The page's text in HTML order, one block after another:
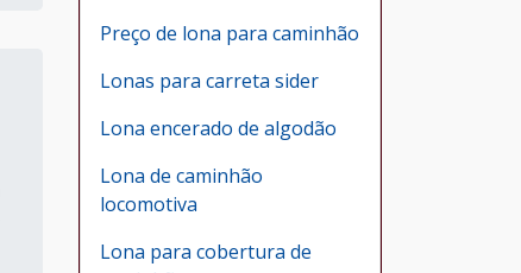
Preço de lona para caminhão
Lonas para carreta sider
Lona encerado de algodão
Lona de caminhão
locomotiva
Lona para cobertura de